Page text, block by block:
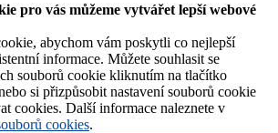
pro vás můžeme vytvářet lepší webové
abychom vám poskytli co nejlepší
informace. Můžete souhlasit se
souborů cookie kliknutím na tlačítko
si přizpůsobit nastavení souborů cookie
cookies. Další informace naleznete v
cookies.